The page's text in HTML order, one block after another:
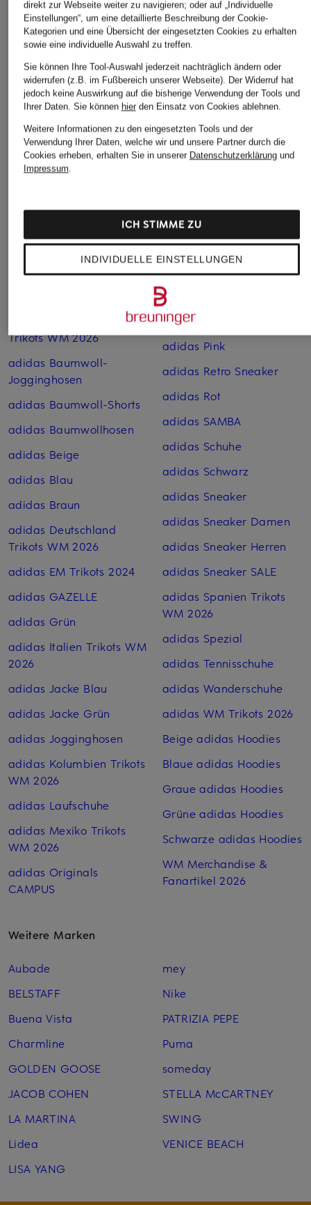
adidas
TEAM 2.0 INDOOR
90 €
SPECIALIZED
RECON 1.0
119,99 €
BROOKS
MAX 2
199,99 €
Trikots WM 2026
adidas Baumwoll-
Jogginghosen
adidas Baumwoll-Shorts
adidas Baumwoll­hosen
adidas Beige
adidas Blau
adidas Braun
adidas Deutschland
Trikots WM 2026
adidas EM Trikots 2024
adidas GAZELLE
adidas Grün
adidas Italien Trikots WM
2026
adidas Jacke Blau
adidas Jacke Grün
adidas Jogginghosen
adidas Kolumbien Trikots
WM 2026
adidas Laufschuhe
adidas Mexiko Trikots
WM 2026
adidas Originals
CAMPUS
adidas Originals SL 72
adidas Pink
adidas Retro Sneaker
adidas Rot
adidas SAMBA
adidas Schuhe
adidas Schwarz
adidas Sneaker
adidas Sneaker Damen
adidas Sneaker Herren
adidas Sneaker SALE
adidas Spanien Trikots
WM 2026
adidas Spezial
adidas Tennisschuhe
adidas Wanderschuhe
adidas WM Trikots 2026
Beige adidas Hoodies
Blaue adidas Hoodies
Graue adidas Hoodies
Grüne adidas Hoodies
Schwarze adidas Hoodies
WM Merchandise &
Fanartikel 2026
Weitere Marken
Aubade
BELSTAFF
Buena Vista
Charmline
GOLDEN GOOSE
JACOB COHEN
LA MARTINA
Lidea
LISA YANG
mey
Nike
PATRIZIA PEPE
Puma
someday
STELLA McCARTNEY
SWING
VENICE BEACH
direkt zur Webseite weiter zu navigieren; oder auf „Individuelle
Einstellungen“, um eine detaillierte Beschreibung der Cookie-
Kategorien und eine Übersicht der eingesetzten Cookies zu erhalten
sowie eine individuelle Auswahl zu treffen.
Sie können Ihre Tool-Auswahl jederzeit nachträglich ändern oder
widerrufen (z.B. im Fußbereich unserer Webseite). Der Widerruf hat
jedoch keine Auswirkung auf die bisherige Verwendung der Tools und
Ihrer Daten. Sie können hierden Einsatz von Cookies ablehnen.
Weitere Informationen zu den eingesetzten Tools und der
Verwendung Ihrer Daten, welche wir und unsere Partner durch die
Cookies erheben, erhalten Sie in unserer Datenschutzerklärungund
Impressum.
INDIVIDUELLE EINSTELLUNGEN
ICH STIMME ZU